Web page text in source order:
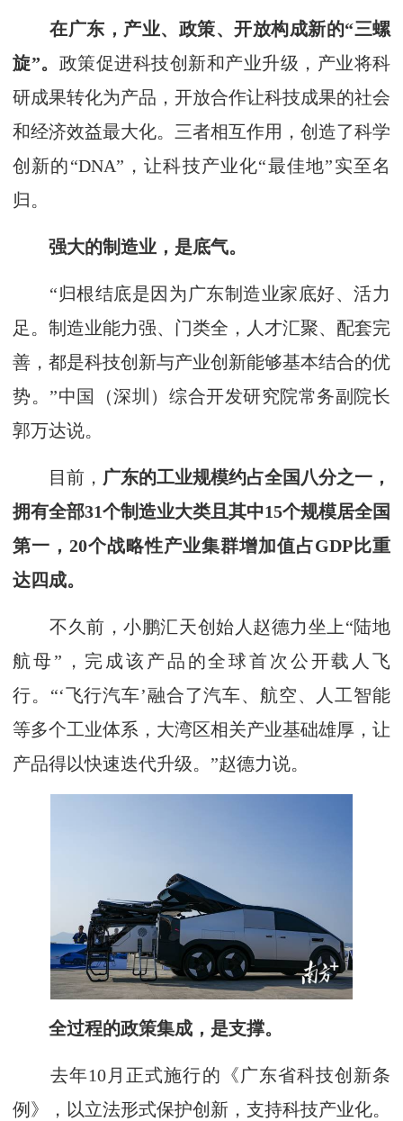
在广东，产业、政策、开放构成新的“三螺
旋”。 政策促进科技创新和产业升级，产业将科
研成果转化为产品，开放合作让科技成果的社会
和经济效益最大化。三者相互作用，创造了科学
创新的“DNA”，让科技产业化“最佳地”实至名
归。
强大的制造业，是底气。
“归根结底是因为广东制造业家底好、活力
足。制造业能力强、门类全，人才汇聚、配套完
善，都是科技创新与产业创新能够基本结合的优
势。”中国（深圳）综合开发研究院常务副院长
郭万达说。
目前， 广东的工业规模约占全国八分之一，
拥有全部31个制造业大类且其中15个规模居全国
第一，20个战略性产业集群增加值占GDP比重
达四成。
不久前，小鹏汇天创始人赵德力坐上“陆地
航母”，完成该产品的全球首次公开载人飞
行。“‘飞行汽车’融合了汽车、航空、人工智能
等多个工业体系，大湾区相关产业基础雄厚，让
产品得以快速迭代升级。”赵德力说。
全过程的政策集成，是支撑。
去年10月正式施行的《广东省科技创新条
例》，以立法形式保护创新，支持科技产业化。